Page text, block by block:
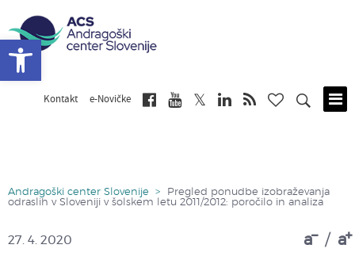
Kontakt e-Novičke
Andragoški center Slovenije >
Pregled ponudbe izobraževanja
odraslih v Sloveniji v šolskem letu 2011/2012: poročilo in analiza
a / a
27. 4. 2020
Open toolbar